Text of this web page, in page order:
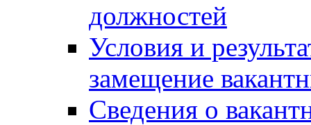
должностей
Условия и
замещение
Сведения о